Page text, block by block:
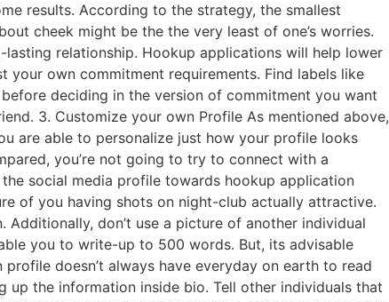
results. According to the strategy, the smallest
cheek might be the the very least of one’s worries.
relationship. Hookup applications will help lower
own commitment requirements. Find labels like
deciding in the version of commitment you want
3. Customize your own Profile As mentioned above,
are able to personalize just how your profile looks
you’re not going to try to connect with a
social media profile towards hookup application
of you having shots on night-club actually attractive.
don’t use a picture of another individual
you to write-up to 500 words. But, its advisable
doesn’t always have everyday on earth to read
up the information inside bio. Tell other individuals that